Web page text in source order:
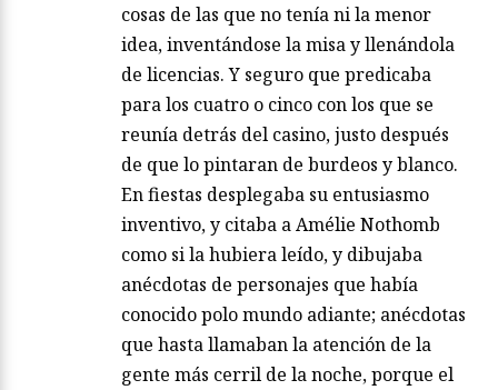
cosas de las que no tenía ni la menor
idea, inventándose la misa y llenándola
de licencias. Y seguro que predicaba
para los cuatro o cinco con los que se
reunía detrás del casino, justo después
de que lo pintaran de burdeos y blanco.
En fiestas desplegaba su entusiasmo
inventivo, y citaba a Amélie Nothomb
como si la hubiera leído, y dibujaba
anécdotas de personajes que había
conocido polo mundo adiante; anécdotas
que hasta llamaban la atención de la
gente más cerril de la noche, porque el